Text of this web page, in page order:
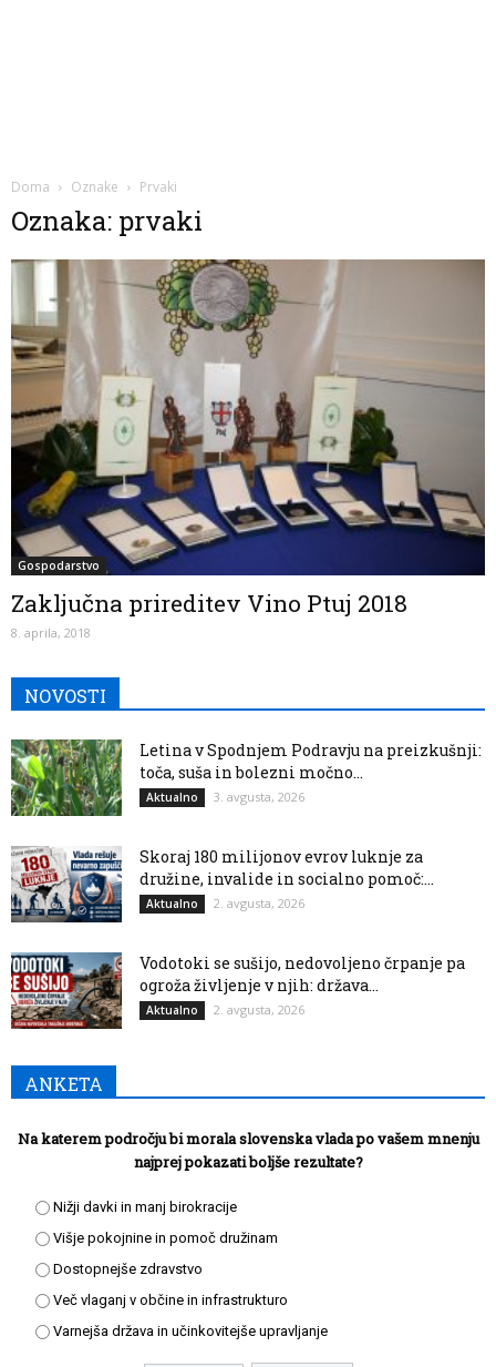
Doma Oznake Prvaki
Oznaka: prvaki
Gospodarstvo
Zaključna prireditev Vino Ptuj 2018
8. aprila, 2018
NOVOSTI
Letina v Spodnjem Podravju na preizkušnji:
toča, suša in bolezni močno...
Aktualno 3. avgusta, 2026
Skoraj 180 milijonov evrov luknje za
družine, invalide in socialno pomoč:...
Aktualno 2. avgusta, 2026
Vodotoki se sušijo, nedovoljeno črpanje pa
ogroža življenje v njih: država...
Aktualno 2. avgusta, 2026
ANKETA
Na katerem področju bi morala slovenska vlada po vašem mnenju
najprej pokazati boljše rezultate?
Nižji davki in manj birokracije
Višje pokojnine in pomoč družinam
Dostopnejše zdravstvo
Več vlaganj v občine in infrastrukturo
Varnejša država in učinkovitejše upravljanje